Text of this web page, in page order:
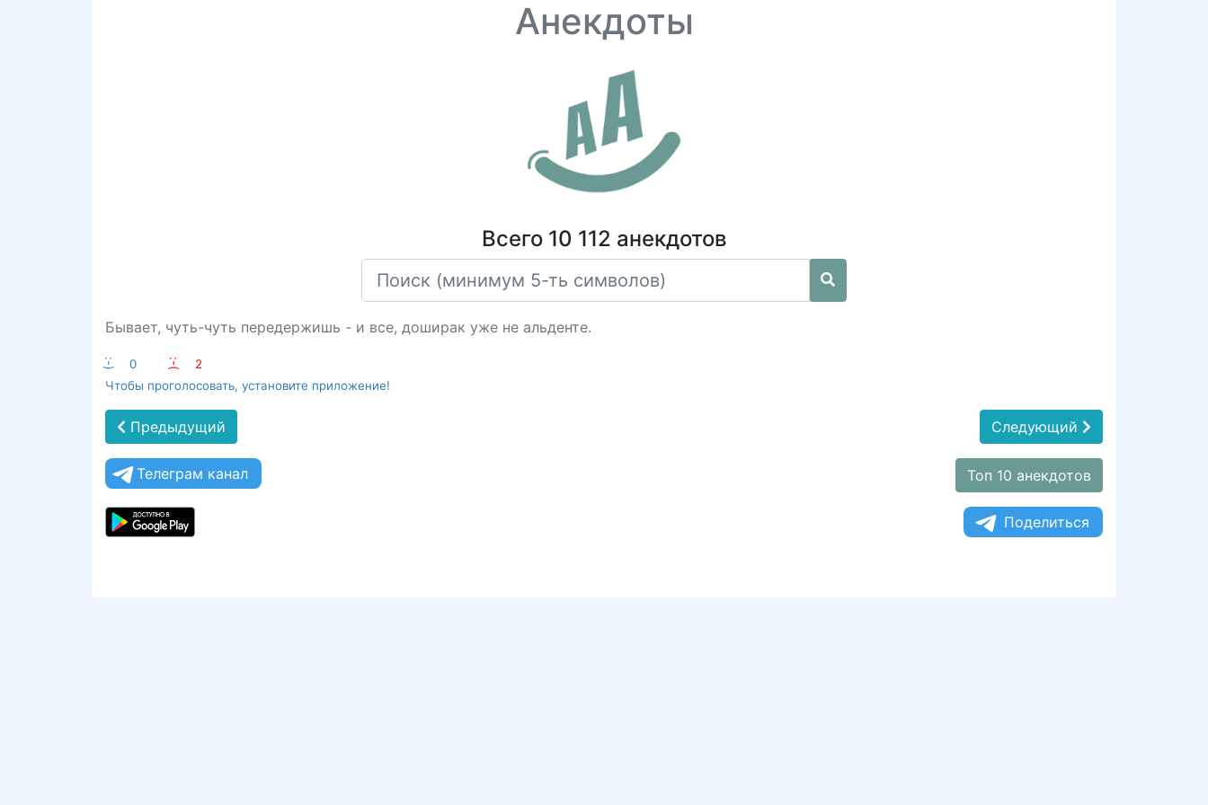
Анекдоты
Всего 10 112 анекдотов
Бывает, чуть-чуть передержишь - и все, доширак уже не альденте.
:-) 0 :-(
2
Чтобы проголосовать, установите приложение!
Предыдущий Следующий
Телеграм канал Топ 10 анекдотов
Поделиться